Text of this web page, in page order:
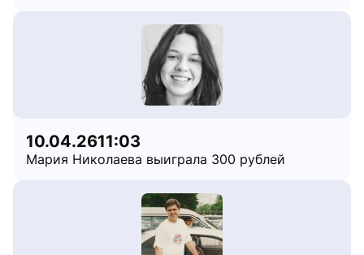
10.04.2611:03
Мария Николаева выиграла 300 рублей